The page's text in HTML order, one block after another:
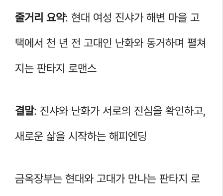
줄거리 요약: 현대 여성 진샤가 해변 마을 고
택에서 천 년 전 고대인 난화와 동거하며 펼쳐
지는 판타지 로맨스
결말: 진샤와 난화가 서로의 진심을 확인하고,
새로운 삶을 시작하는 해피엔딩
금옥장부는 현대와 고대가 만나는 판타지 로